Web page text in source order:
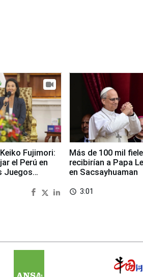
Fujimori:
el Perú en
Juegos
Más de 100 mil
recibirían a Papa
en Sacsayhuaman
access_time 3:01